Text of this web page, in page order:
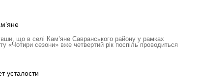
що в селі Кам’яне Савранського ра­йону у рамках
«Чотири сезони» вже четвертий рік поспіль проводиться
усталости